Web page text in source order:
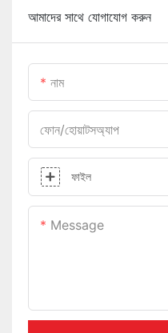
আমাদের সাথে যোগাযোগ করুন
নাম
ফোন/হোয়াটসঅ্যাপ
ফাইল
Message